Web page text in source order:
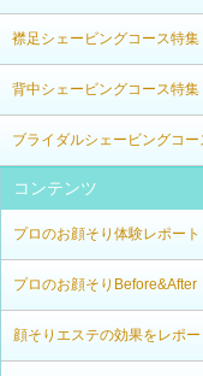
襟足シェービングコース特集
背中シェービングコース特集
ブライダルシェービングコー
コンテンツ
プロのお顔そり体験レポート
プロのお顔そりBefore&After
顔そりエステの効果をレポー